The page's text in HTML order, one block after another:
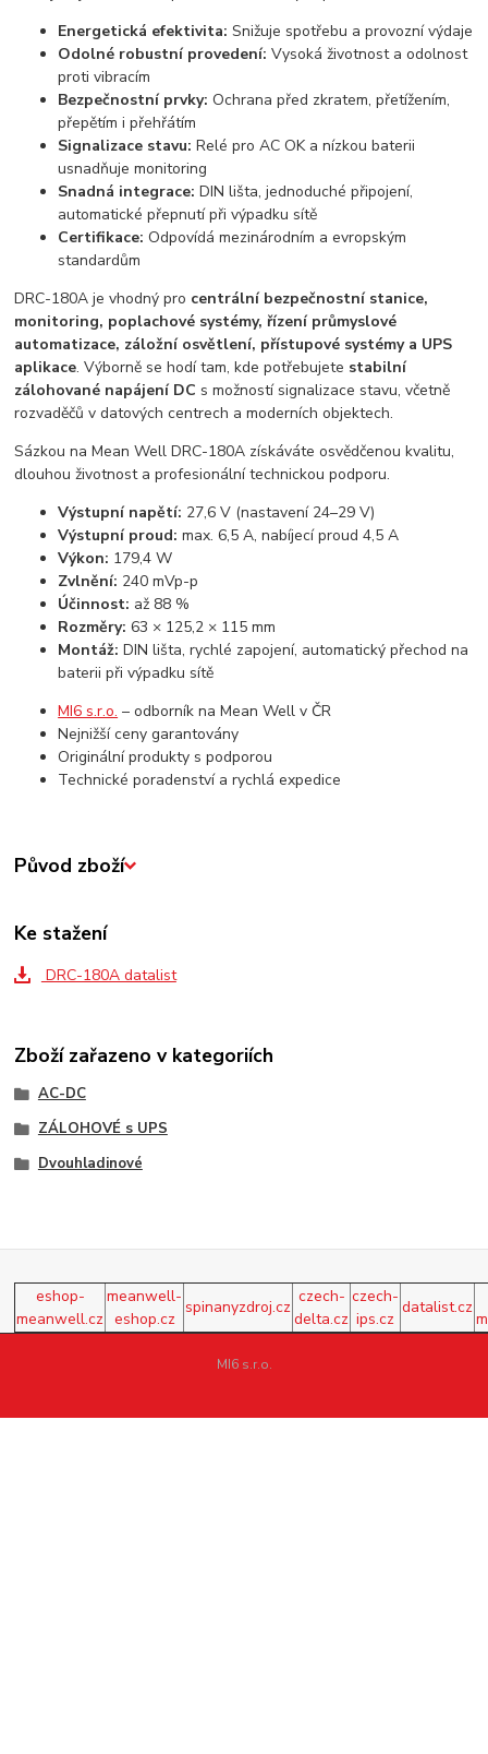
Energetická efektivita: Snižuje spotřebu a provozní výdaje
Odolné robustní provedení: Vysoká životnost a odolnost
proti vibracím
Bezpečnostní prvky: Ochrana před zkratem, přetížením,
přepětím i přehřátím
Signalizace stavu: Relé pro AC OK a nízkou baterii
usnadňuje monitoring
Snadná integrace: DIN lišta, jednoduché připojení,
automatické přepnutí při výpadku sítě
Certifikace: Odpovídá mezinárodním a evropským
standardům
DRC-180A je vhodný pro centrální bezpečnostní stanice,
monitoring, poplachové systémy, řízení průmyslové
automatizace, záložní osvětlení, přístupové systémy a UPS
aplikace. Výborně se hodí tam, kde potřebujete stabilní
zálohované napájení DC s možností signalizace stavu, včetně
rozvaděčů v datových centrech a moderních objektech.
Sázkou na Mean Well DRC-180A získáváte osvědčenou kvalitu,
dlouhou životnost a profesionální technickou podporu.
Výstupní napětí: 27,6 V (nastavení 24–29 V)
Výstupní proud: max. 6,5 A, nabíjecí proud 4,5 A
Výkon: 179,4 W
Zvlnění: 240 mVp-p
Účinnost: až 88 %
Rozměry: 63 × 125,2 × 115 mm
Montáž: DIN lišta, rychlé zapojení, automatický přechod na
baterii při výpadku sítě
MI6 s.r.o. – odborník na Mean Well v ČR
Nejnižší ceny garantovány
Originální produkty s podporou
Technické poradenství a rychlá expedice
Původ zboží
Ke stažení
DRC-180A datalist
Zboží zařazeno v kategoriích
AC-DC
ZÁLOHOVÉ s UPS
Dvouhladinové
eshop-
meanwell.cz
meanwell-
eshop.cz
spinanyzdroj.cz
czech-
delta.cz
czech-
ips.cz
datalist.cz
MI6 s.r.o.